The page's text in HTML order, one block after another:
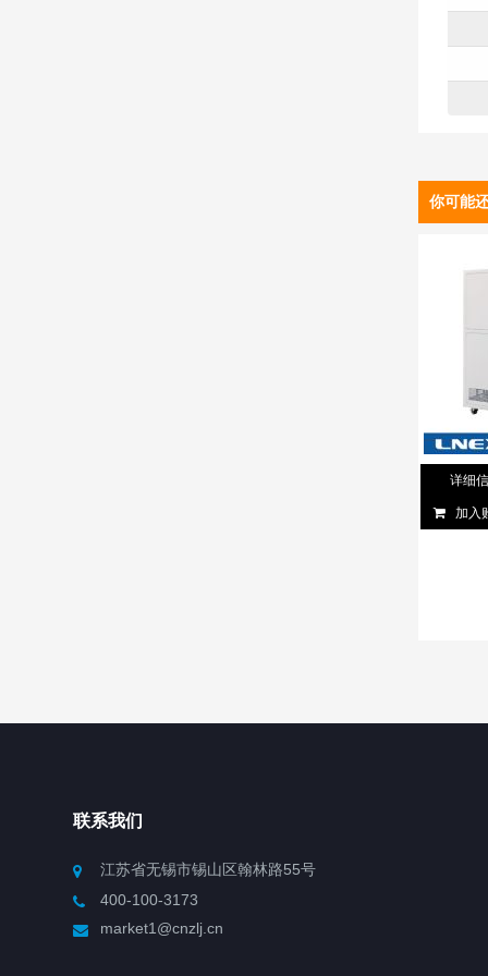
你可能
详细
加入
联系我们
江苏省无锡市锡山区翰林路55号
400-100-3173
market1@cnzlj.cn